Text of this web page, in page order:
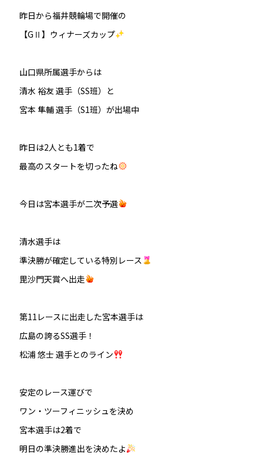
昨日から福井競輪場で開催の
【GⅡ】ウィナーズカップ
山口県所属選手からは
清水 裕友 選手（SS班）と
宮本 隼輔 選手（S1班）が出場中
昨日は2人とも1着で
最高のスタートを切ったね
今日は宮本選手が二次予選
清水選手は
準決勝が確定している特別レース
毘沙門天賞へ出走
第11レースに出走した宮本選手は
広島の誇るSS選手！
松浦 悠士 選手とのライン
安定のレース運びで
ワン・ツーフィニッシュを決め
宮本選手は2着で
明日の準決勝進出を決めたよ